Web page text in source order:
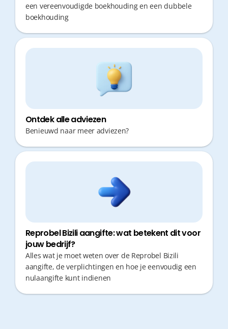
een vereenvoudigde boekhouding en een dubbele
boekhouding
Ontdek alle adviezen
Benieuwd naar meer adviezen?
Reprobel Bizili aangifte: wat betekent dit voor
jouw bedrijf?
Alles wat je moet weten over de Reprobel Bizili
aangifte, de verplichtingen en hoe je eenvoudig een
nulaangifte kunt indienen